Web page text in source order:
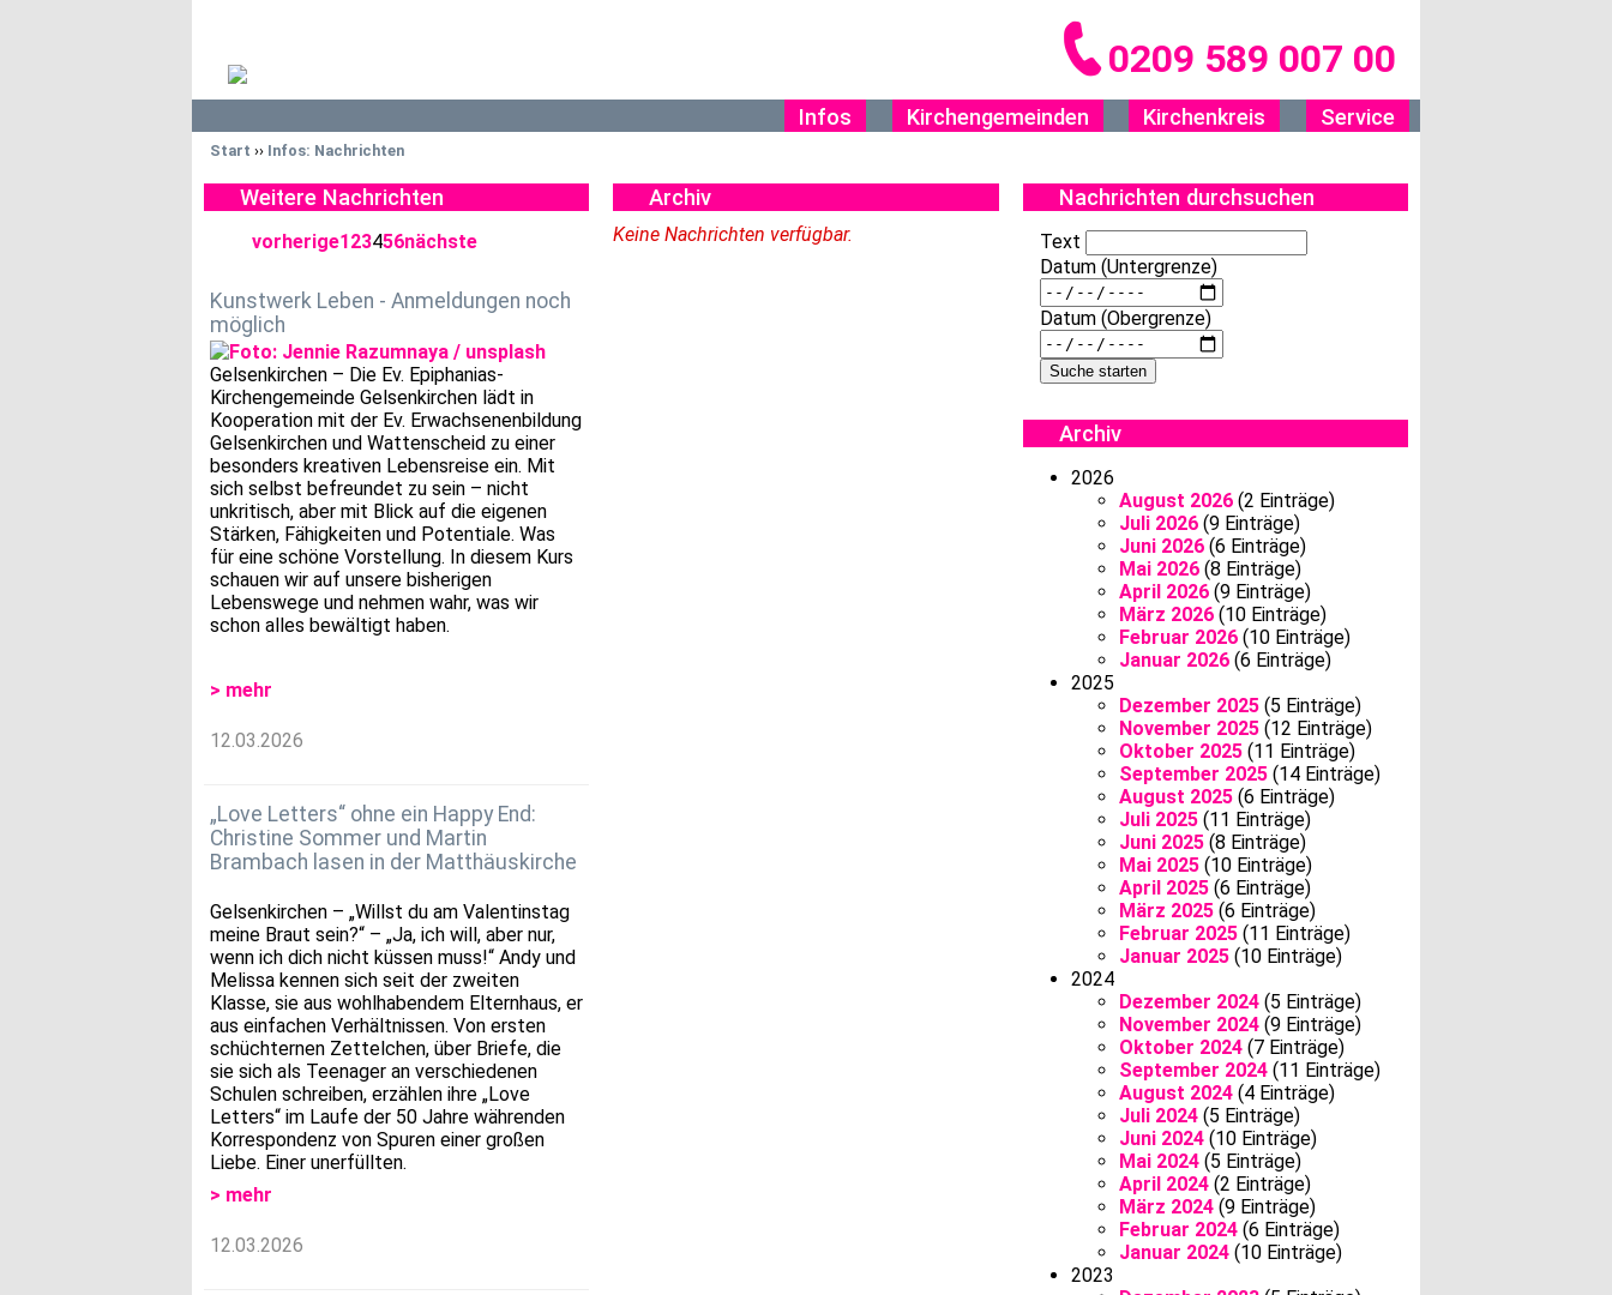
0209 589 007 00
Infos Kirchengemeinden Kirchenkreis Service
Start ›› Infos: Nachrichten
Weitere Nachrichten
vorherige123456nächste
Kunstwerk Leben - Anmeldungen noch
möglich
Gelsenkirchen – Die Ev. Epiphanias-
Kirchengemeinde Gelsenkirchen lädt in
Kooperation mit der Ev. Erwachsenenbildung
Gelsenkirchen und Wattenscheid zu einer
besonders kreativen Lebensreise ein. Mit
sich selbst befreundet zu sein – nicht
unkritisch, aber mit Blick auf die eigenen
Stärken, Fähigkeiten und Potentiale. Was
für eine schöne Vorstellung. In diesem Kurs
schauen wir auf unsere bisherigen
Lebenswege und nehmen wahr, was wir
schon alles bewältigt haben.
> mehr
12.03.2026
„Love Letters“ ohne ein Happy End:
Christine Sommer und Martin
Brambach lasen in der Matthäuskirche
Gelsenkirchen – „Willst du am Valentinstag
meine Braut sein?“ – „Ja, ich will, aber nur,
wenn ich dich nicht küssen muss!“ Andy und
Melissa kennen sich seit der zweiten
Klasse, sie aus wohlhabendem Elternhaus, er
aus einfachen Verhältnissen. Von ersten
schüchternen Zettelchen, über Briefe, die
sie sich als Teenager an verschiedenen
Schulen schreiben, erzählen ihre „Love
Letters“ im Laufe der 50 Jahre währenden
Korrespondenz von Spuren einer großen
Liebe. Einer unerfüllten.
> mehr
12.03.2026
Archiv
Keine Nachrichten verfügbar.
Nachrichten durchsuchen
Text
Datum (Untergrenze)
Datum (Obergrenze)
Archiv
2026
August 2026(2 Einträge)
Juli 2026(9 Einträge)
Juni 2026(6 Einträge)
Mai 2026(8 Einträge)
April 2026(9 Einträge)
März 2026(10 Einträge)
Februar 2026(10 Einträge)
Januar 2026(6 Einträge)
2025
Dezember 2025(5 Einträge)
November 2025(12 Einträge)
Oktober 2025(11 Einträge)
September 2025(14 Einträge)
August 2025(6 Einträge)
Juli 2025(11 Einträge)
Juni 2025(8 Einträge)
Mai 2025(10 Einträge)
April 2025(6 Einträge)
März 2025(6 Einträge)
Februar 2025(11 Einträge)
Januar 2025(10 Einträge)
2024
Dezember 2024(5 Einträge)
November 2024(9 Einträge)
Oktober 2024(7 Einträge)
September 2024(11 Einträge)
August 2024(4 Einträge)
Juli 2024(5 Einträge)
Juni 2024(10 Einträge)
Mai 2024(5 Einträge)
April 2024(2 Einträge)
März 2024(9 Einträge)
Februar 2024(6 Einträge)
Januar 2024(10 Einträge)
2023